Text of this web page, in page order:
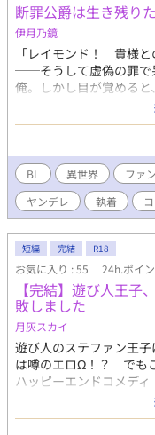
断罪公爵は生き残り
伊月乃鏡
「レイモンド！ 貴様と
──そうして虚偽の罪で
俺。しかし目が覚める
ラピス！ キミの人生を
だ」 三年契約の日雇い
き戻り生活が幕を開け
か！？ 生き残るため
破棄と断罪フラグをへし
イモンド、頑張れ派遣
BL 異世界 ファ
ヤンデレ
執着
短編 完結 R18
お気に入り : 55 24h.ポイ
【完結】遊び人王
敗しました
月灰スカイ
遊び人のステファン王
は噂のエロΩ！？ でも
ハッピーエンドコメデ
稿！】 R18話には※が
が、念のため付けていま